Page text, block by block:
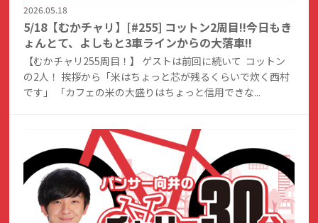
2026.05.18
5/18【むかチャリ】[#255] コットン2周目!!今日もき
ょんとて、よしもと3車ラインからの大落車!!
【むかチャリ255周目！】 ゲストは前回に続いて コットン
の2人！ 挨拶から「米はちょっと芯が残るくらいで炊く西村
です」 「カフェの米の大盛りはちょっと信用できな...